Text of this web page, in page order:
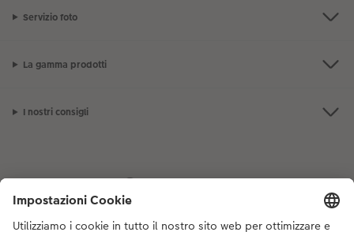
Servizio foto
La gamma prodotti
I nostri consigli